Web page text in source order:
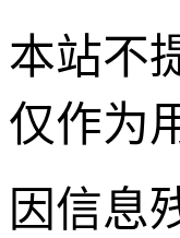
本站不
仅作为
因信息